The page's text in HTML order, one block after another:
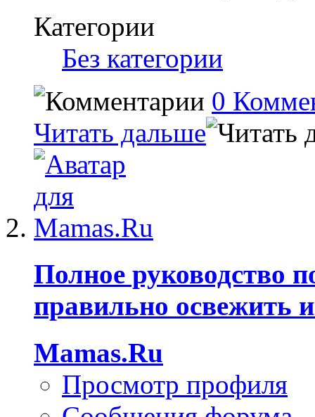
Категории
Без категории
0
Читать дальше
Полное руководство
правильно освежить
Mamas.Ru
Просмотр профиля